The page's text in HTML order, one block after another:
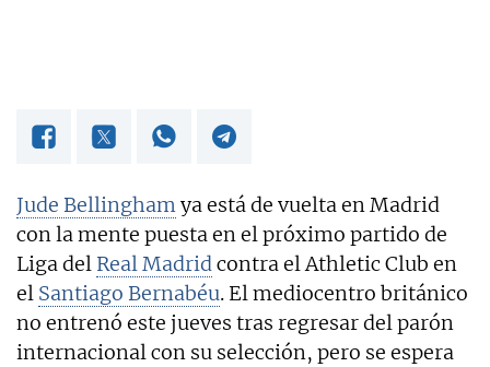
Jude Bellinghamya está de vuelta en Madrid
con la mente puesta en el próximo partido de
Liga del Real Madridcontra el Athletic Club en
el Santiago Bernabéu. El mediocentro británico
no entrenó este jueves tras regresar del parón
internacional con su selección, pero se espera